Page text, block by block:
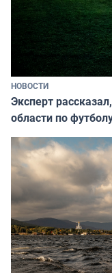
НОВОСТИ
Эксперт
области по